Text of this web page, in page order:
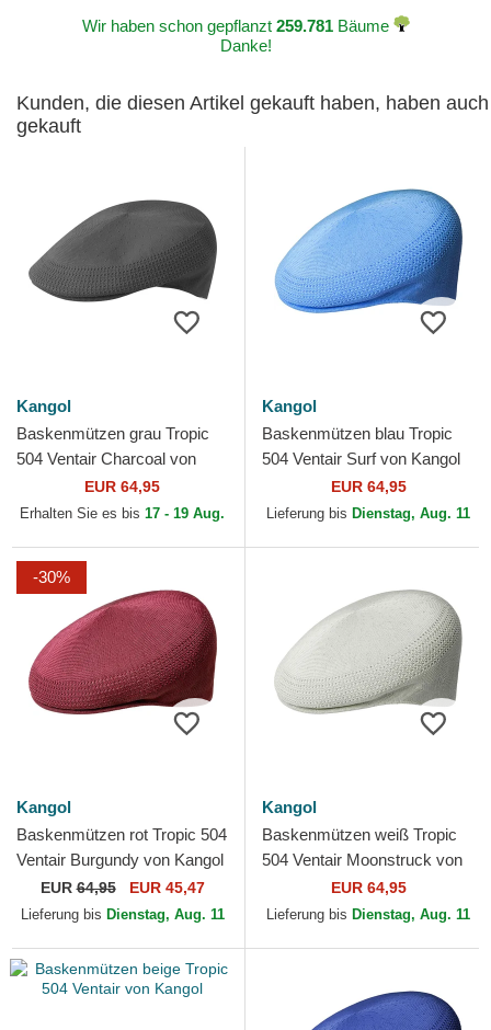
Wir haben schon gepflanzt 259.781Bäume
Danke!
Kunden, die diesen Artikel gekauft haben, haben auch
gekauft
Kangol
Baskenmützen grau Tropic
504 Ventair Charcoal von
EUR 64,95
Erhalten Sie es bis 17 - 19 Aug.
Kangol
Baskenmützen blau Tropic
504 Ventair Surf von Kangol
EUR 64,95
Lieferung bis Dienstag, Aug. 11
-30%
Kangol
Baskenmützen rot Tropic 504
Ventair Burgundy von Kangol
EUR64,95 EUR 45,47
Lieferung bis Dienstag, Aug. 11
Kangol
Baskenmützen weiß Tropic
504 Ventair Moonstruck von
EUR 64,95
Lieferung bis Dienstag, Aug. 11